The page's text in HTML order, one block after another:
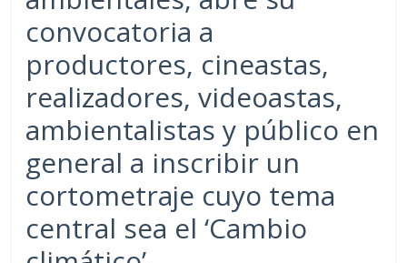
convocatoria a
productores, cineastas,
realizadores, videoastas,
ambientalistas y público en
general a inscribir un
cortometraje cuyo tema
central sea el ‘Cambio